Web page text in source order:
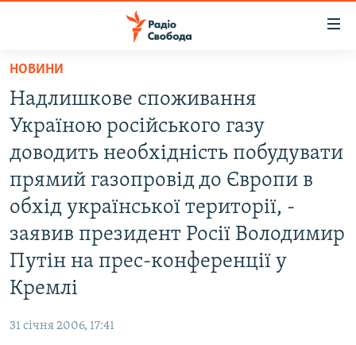
Перейти
основного
матеріалу
Перейти
до
основної
навігації
до
пошуку
ВСЕ ЗА ДОБУ
СТАТТІ
ЕКОНОМІКА
СУСПІЛЬСТВО
КУЛЬТУРА
СПОРТ
РОСІЙСЬКА «ФІЛЬТРАЦІЯ»
ДОНБАС.РЕАЛІЇ
КРИМ.РЕАЛІЇ
ТИ ЯК?
НОВИНИ
Надлишкове споживання
Україною російського газу
доводить необхідність побудувати
прямий газопровід до Європи в
обхід української території, -
заявив президент Росії Володимир
Путін на прес-конференції у
Кремлі
31 січня 2006, 17:41